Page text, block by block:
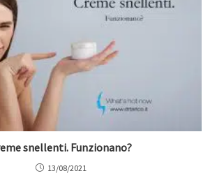
snellenti. Funzionano?
13/08/2021